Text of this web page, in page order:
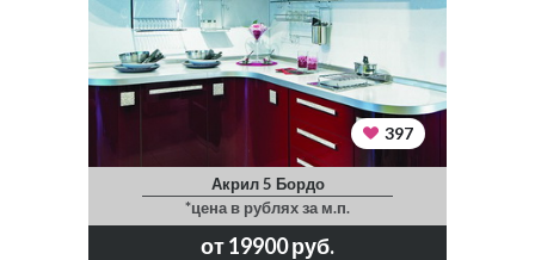
397
Акрил 5 Бордо
*цена в рублях за м.п.
от 19900 руб.